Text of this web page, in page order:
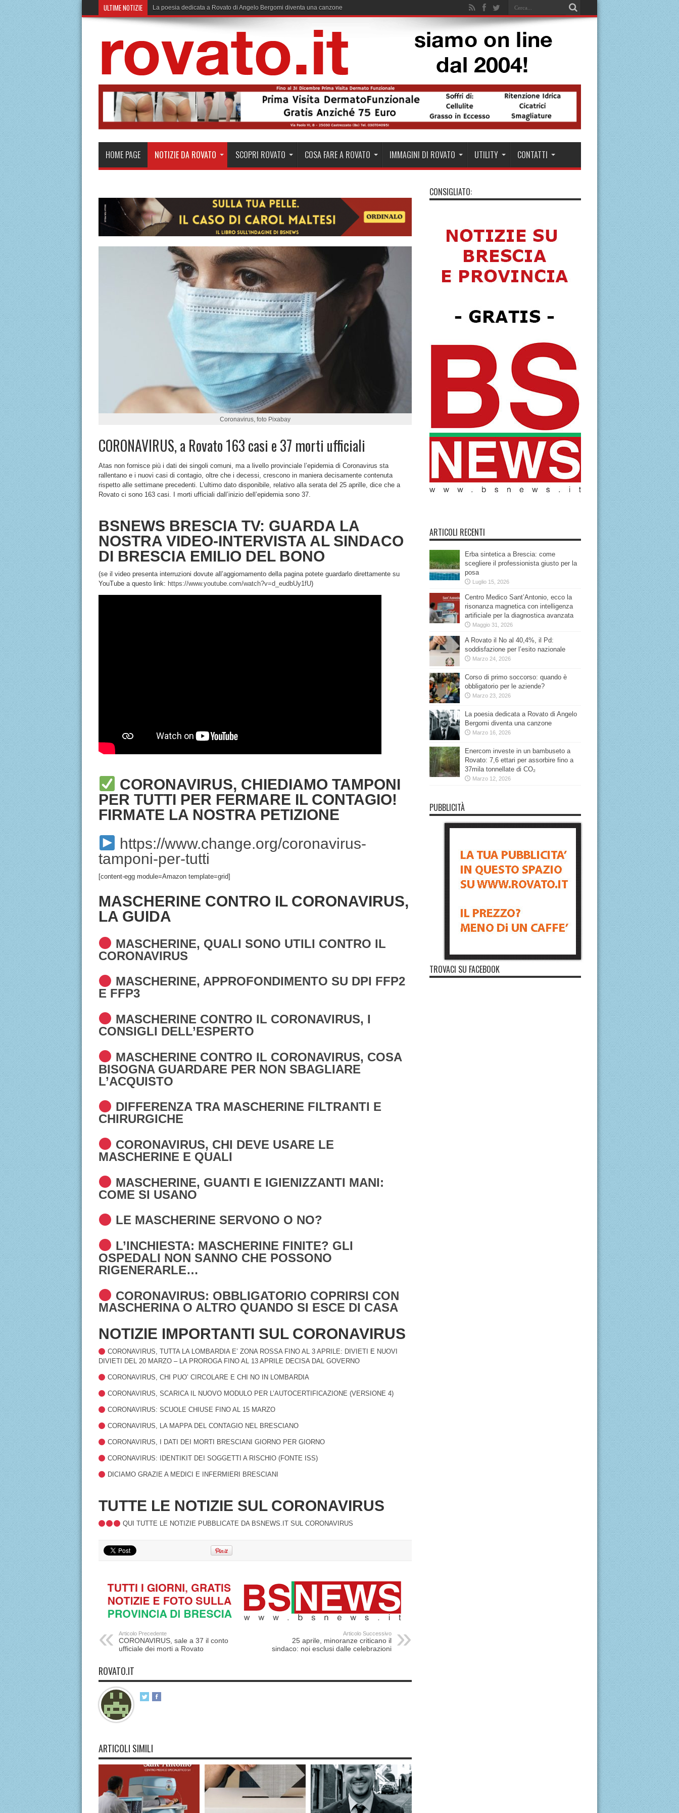
ULTIME NOTIZIE La poesia dedicata a Rovato di Angelo Bergomi diventa una canzone
HOME PAGE NOTIZIE DA ROVATO SCOPRI ROVATO COSA FARE A ROVATO IMMAGINI DI ROVATO UTILITY CONTATTI
Coronavirus, foto Pixabay
CORONAVIRUS, a Rovato 163 casi e 37 morti ufficiali
Atas non fornisce più i dati dei singoli comuni, ma a livello provinciale l’epidemia di Coronavirus sta
rallentano e i nuovi casi di contagio, oltre che i decessi, crescono in maniera decisamente contenuta
rispetto alle settimane precedenti. L’ultimo dato disponibile, relativo alla serata del 25 aprille, dice che a
Rovato ci sono 163 casi. I morti ufficiali dall’inizio dell’epidemia sono 37.
BSNEWS BRESCIA TV: GUARDA LA
NOSTRA VIDEO-INTERVISTA AL SINDACO
DI BRESCIA EMILIO DEL BONO
(se il video presenta interruzioni dovute all’aggiornamento della pagina potete guardarlo direttamente su
YouTube a questo link: https://www.youtube.com/watch?v=d_eudbUy1fU)
CORONAVIRUS, CHIEDIAMO TAMPONI
PER TUTTI PER FERMARE IL CONTAGIO!
FIRMATE LA NOSTRA PETIZIONE
https://www.change.org/coronavirus-
tamponi-per-tutti
[content-egg module=Amazon template=grid]
MASCHERINE CONTRO IL CORONAVIRUS,
LA GUIDA
MASCHERINE, QUALI SONO UTILI CONTRO IL
CORONAVIRUS
MASCHERINE, APPROFONDIMENTO SU DPI FFP2
E FFP3
MASCHERINE CONTRO IL CORONAVIRUS, I
CONSIGLI DELL’ESPERTO
MASCHERINE CONTRO IL CORONAVIRUS, COSA
BISOGNA GUARDARE PER NON SBAGLIARE
L’ACQUISTO
DIFFERENZA TRA MASCHERINE FILTRANTI E
CHIRURGICHE
CORONAVIRUS, CHI DEVE USARE LE
MASCHERINE E QUALI
MASCHERINE, GUANTI E IGIENIZZANTI MANI:
COME SI USANO
LE MASCHERINE SERVONO O NO?
L’INCHIESTA: MASCHERINE FINITE? GLI
OSPEDALI NON SANNO CHE POSSONO
RIGENERARLE…
CORONAVIRUS: OBBLIGATORIO COPRIRSI CON
MASCHERINA O ALTRO QUANDO SI ESCE DI CASA
NOTIZIE IMPORTANTI SUL CORONAVIRUS
CORONAVIRUS, TUTTA LA LOMBARDIA E’ ZONA ROSSA FINO AL 3 APRILE: DIVIETI E NUOVI
DIVIETI DEL 20 MARZO– LA PROROGA FINO AL 13 APRILE DECISA DAL GOVERNO
CORONAVIRUS, CHI PUO’ CIRCOLARE E CHI NO IN LOMBARDIA
CORONAVIRUS, SCARICA IL NUOVO MODULO PER L’AUTOCERTIFICAZIONE (VERSIONE 4)
CORONAVIRUS: SCUOLE CHIUSE FINO AL 15 MARZO
CORONAVIRUS, LA MAPPA DEL CONTAGIO NEL BRESCIANO
CORONAVIRUS, I DATI DEI MORTI BRESCIANI GIORNO PER GIORNO
CORONAVIRUS: IDENTIKIT DEI SOGGETTI A RISCHIO (FONTE ISS)
DICIAMO GRAZIE A MEDICI E INFERMIERI BRESCIANI
TUTTE LE NOTIZIE SUL CORONAVIRUS
QUI TUTTE LE NOTIZIE PUBBLICATE DA BSNEWS.IT SUL CORONAVIRUS
Articolo Precedente
CORONAVIRUS, sale a 37 il conto
ufficiale dei morti a Rovato
Articolo Successivo
25 aprile, minoranze criticano il
sindaco: noi esclusi dalle celebrazioni
ROVATO.IT
ARTICOLI SIMILI
CONSIGLIATO:
ARTICOLI RECENTI
Erba sintetica a Brescia: come
scegliere il professionista giusto per la
posa
Luglio 15, 2026
Centro Medico Sant’Antonio, ecco la
risonanza magnetica con intelligenza
artificiale per la diagnostica avanzata
Maggio 31, 2026
A Rovato il No al 40,4%, il Pd:
soddisfazione per l’esito nazionale
Marzo 24, 2026
Corso di primo soccorso: quando è
obbligatorio per le aziende?
Marzo 23, 2026
La poesia dedicata a Rovato di Angelo
Bergomi diventa una canzone
Marzo 16, 2026
Enercom investe in un bambuseto a
Rovato: 7,6 ettari per assorbire fino a
37mila tonnellate di CO₂
Marzo 12, 2026
PUBBLICITÀ
TROVACI SU FACEBOOK